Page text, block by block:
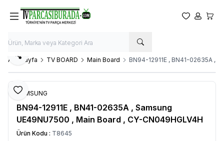
Favorilerim
Hesabım
Ana Sayfa TV BOARD Main Board BN94-12911E , BN41-02635A ,
Favoriye Ekle
Paylaş
SAMSUNG
BN94-12911E , BN41-02635A , Samsung
UE49NU7500 , Main Board , CY-CN049HGLV4H
Ürün Kodu : T8645